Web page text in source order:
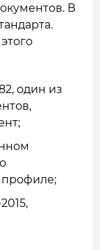
В
один из